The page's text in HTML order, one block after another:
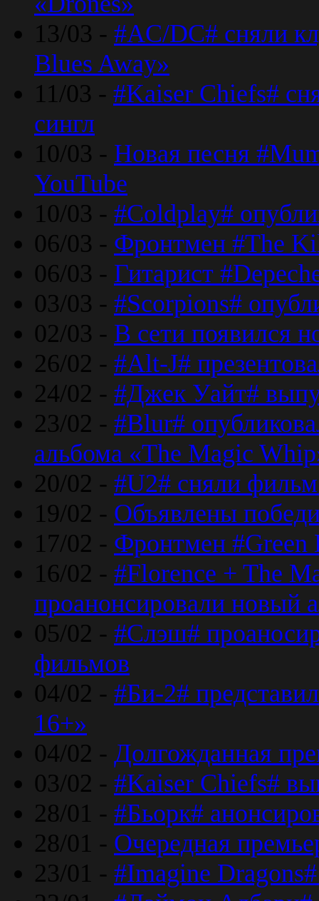
13/03 - #AC/DC# сняли
Blues Away»
11/03 - #Kaiser Chiefs#
сингл
10/03 - Новая песня
YouTube
10/03 - #Coldplay#
06/03 - Фронтмен #The
06/03 - Гитарист
03/03 - #Scorpions#
02/03 - В сети появился
26/02 - #Alt-J#
24/02 - #Джек Уайт#
23/02 - #Blur#
альбома «The Magic
20/02 - #U2# сняли
19/02 - Объявлены
17/02 - Фронтмен #Green
16/02 - #Florence + The
проанонсировали новый
05/02 - #Слэш#
фильмов
04/02 - #Би-2#
16+»
04/02 - Долгожданная
03/02 - #Kaiser Chiefs#
28/01 - #Бьорк#
28/01 - Очередная
23/01 - #Imagine